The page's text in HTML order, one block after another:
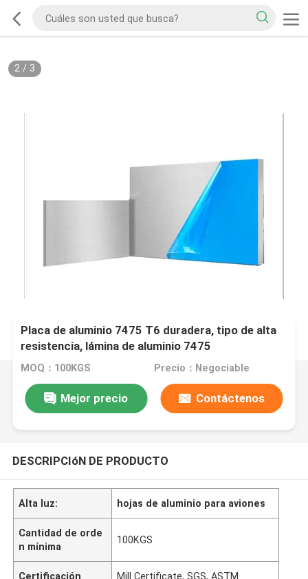
2/ 3
Placa de aluminio 7475 T6 duradera, tipo de alta
resistencia, lámina de aluminio 7475
MOQ：100KGS Precio：Negociable
Mejor precio Contáctenos
DESCRIPCIóN DE PRODUCTO
Alta luz: hojas de aluminio para aviones
Cantidad de orde
n mínima
100KGS
Certificación Mill Certificate, SGS, ASTM